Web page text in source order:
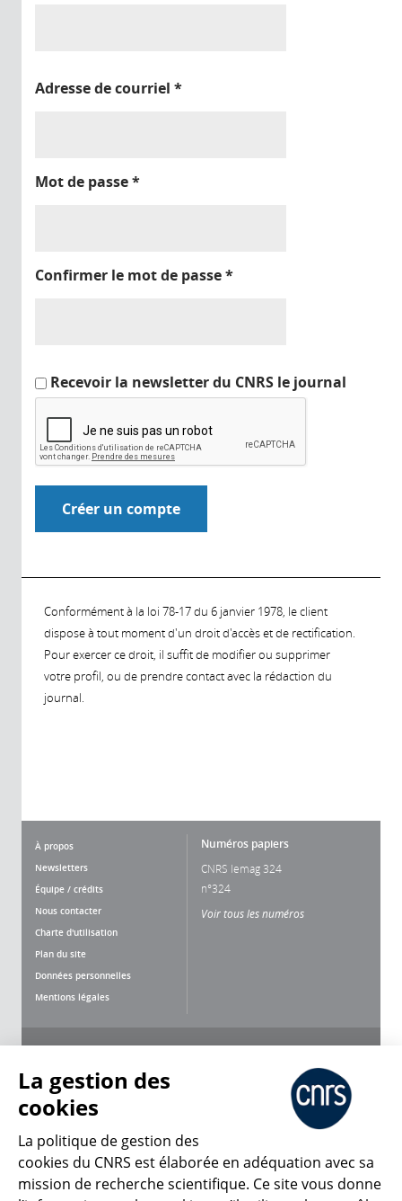
Adresse de courriel *
Mot de passe*
Confirmer le mot de passe*
Recevoir la newsletter du CNRS le journal
Conformément à la loi 78-17 du 6 janvier 1978, le client
dispose à tout moment d'un droit d'accès et de rectification.
Pour exercer ce droit, il suffit de modifier ou supprimer
votre profil, ou de prendre contact avec la rédaction du
journal.
À propos
Newsletters
Équipe / crédits
Nous contacter
Charte d'utilisation
Plan du site
Données personnelles
Mentions légales
Numéros papiers
CNRS lemag 324
n°324
Voir tous les numéros
CNRS Le Mag
La gestion des
cookies
La politique de gestion des
cookies du CNRS est élaborée en adéquation avec sa
mission de recherche scientifique. Ce site vous donne